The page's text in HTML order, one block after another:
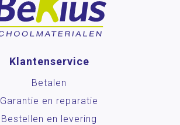
Klantenservice
Betalen
Garantie en reparatie
Bestellen en levering